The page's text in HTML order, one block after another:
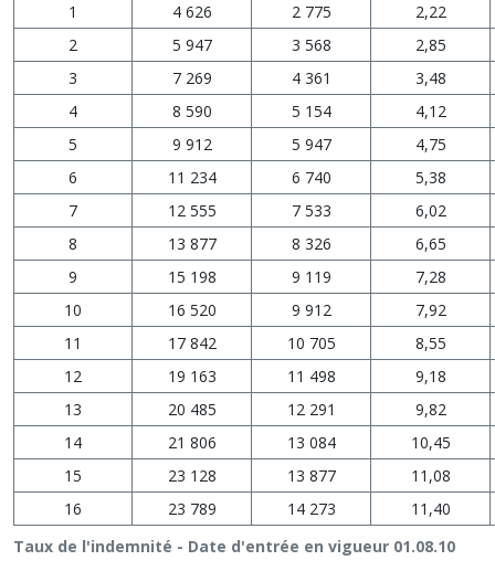
Taux de l'indemnité - Date d'entrée en vigueur 01.08.10
1
4 626 2 775
2,22
2
5 947 3 568
2,85
3
7 269 4 361
3,48
4
8 590 5 154
4,12
5
9 912 5 947
4,75
6
11 234 6 740
5,38
7
12 555 7 533
6,02
8
13 877 8 326
6,65
9
15 198 9 119
7,28
10
16 520 9 912
7,92
11
17 842 10 705
8,55
12
19 163 11 498
9,18
13
20 485 12 291
9,82
14
21 806 13 084
10,45
15
23 128 13 877
11,08
16
23 789 14 273 11,40